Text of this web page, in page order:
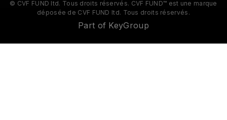
© CVF FUND ltd. Tous droits réservés. CVF FUND™ est une marque
déposée de CVF FUND ltd. Tous droits réservés.
Part of KeyGroup